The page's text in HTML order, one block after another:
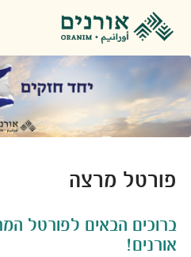
פורטל מרצה
​​​​​​​​​​​ברוכים הבאים לפורטל
אורנים!